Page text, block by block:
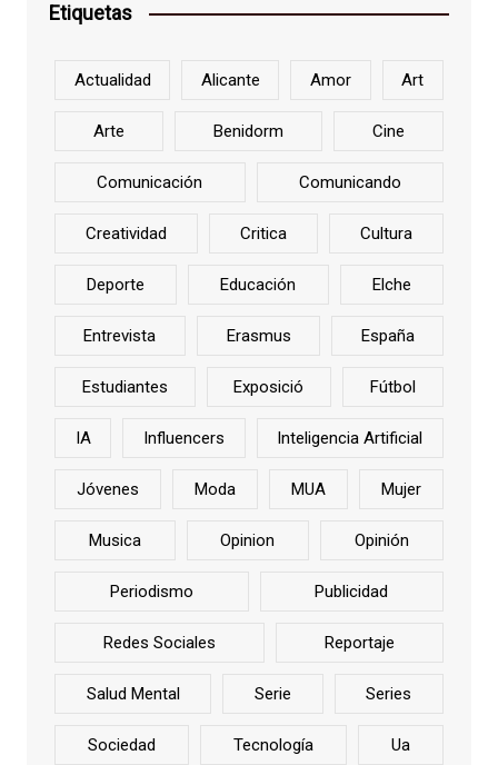
Etiquetas
Actualidad Alicante Amor Art
Arte Benidorm Cine
Comunicación Comunicando
Creatividad Critica Cultura
Deporte Educación Elche
Entrevista Erasmus España
Estudiantes Exposició Fútbol
IA Influencers Inteligencia Artificial
Jóvenes Moda MUA Mujer
Musica Opinion Opinión
Periodismo Publicidad
Redes Sociales Reportaje
Salud Mental Serie Series
Sociedad Tecnología Ua